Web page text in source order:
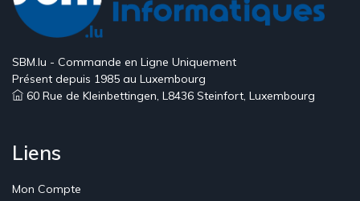
SBM.lu - Commande en Ligne Uniquement
Présent depuis 1985 au Luxembourg
60 Rue de Kleinbettingen, L8436 Steinfort, Luxembourg
Liens
Mon Compte